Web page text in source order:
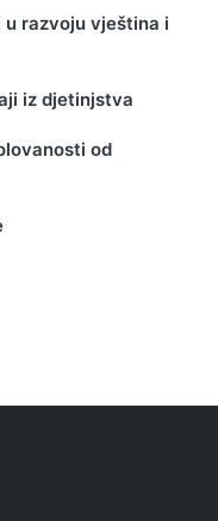
razvoju vještina i
iz djetinjstva
od